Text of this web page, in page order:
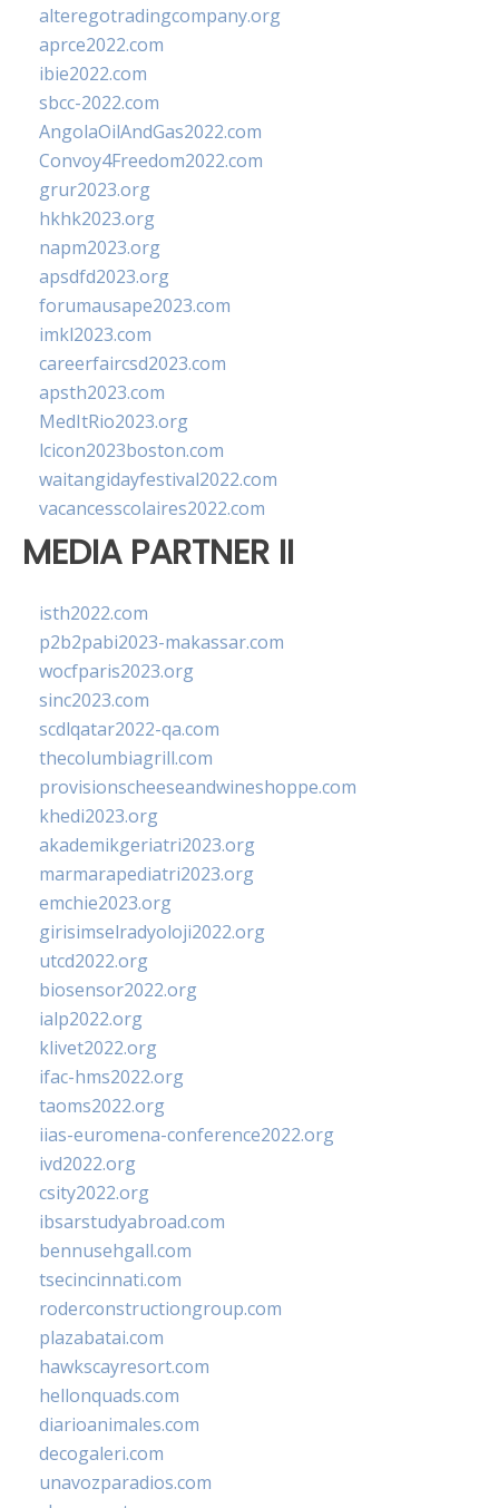
alteregotradingcompany.org
aprce2022.com
ibie2022.com
sbcc-2022.com
AngolaOilAndGas2022.com
Convoy4Freedom2022.com
grur2023.org
hkhk2023.org
napm2023.org
apsdfd2023.org
forumausape2023.com
imkl2023.com
careerfaircsd2023.com
apsth2023.com
MedItRio2023.org
lcicon2023boston.com
waitangidayfestival2022.com
vacancesscolaires2022.com
MEDIA PARTNER II
isth2022.com
p2b2pabi2023-makassar.com
wocfparis2023.org
sinc2023.com
scdlqatar2022-qa.com
thecolumbiagrill.com
provisionscheeseandwineshoppe.com
khedi2023.org
akademikgeriatri2023.org
marmarapediatri2023.org
emchie2023.org
girisimselradyoloji2022.org
utcd2022.org
biosensor2022.org
ialp2022.org
klivet2022.org
ifac-hms2022.org
taoms2022.org
iias-euromena-conference2022.org
ivd2022.org
csity2022.org
ibsarstudyabroad.com
bennusehgall.com
tsecincinnati.com
roderconstructiongroup.com
plazabatai.com
hawkscayresort.com
hellonquads.com
diarioanimales.com
decogaleri.com
unavozparadios.com